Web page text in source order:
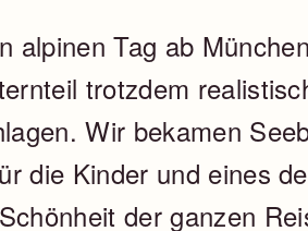
alpinen Tag ab
trotzdem
Wir bekamen
die Kinder und eines
der ganzen